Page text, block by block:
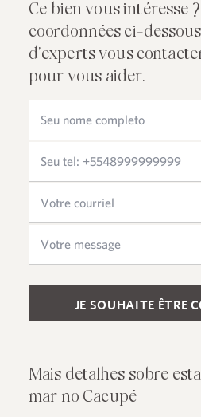
Ce bien vous intéresse
coordonnées ci-
d’experts vous
pour vous aider.
Please leave this field empty.
Mais detalhes sobre
mar no Cacupé